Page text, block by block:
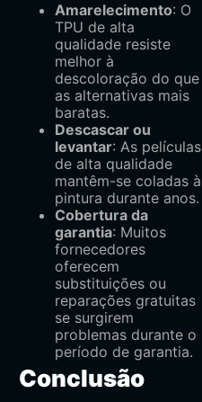
Amarelecimento: O
TPU de alta
qualidade resiste
melhor à
descoloração do que
as alternativas mais
baratas.
Descascar ou
levantar: As películas
de alta qualidade
mantêm-se coladas à
pintura durante anos.
Cobertura da
garantia: Muitos
fornecedores
oferecem
substituições ou
reparações gratuitas
se surgirem
problemas durante o
período de garantia.
Conclusão